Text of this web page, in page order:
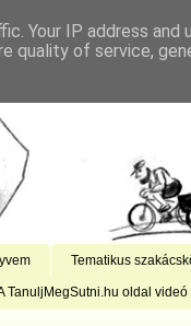
Tematikus
TanuljMegSutni.hu oldal
Your IP address and
quality of service,